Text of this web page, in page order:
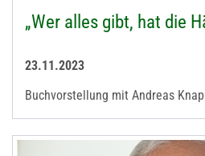
„Wer alles gibt, hat die
23.11.2023
Buchvorstellung mit Andreas